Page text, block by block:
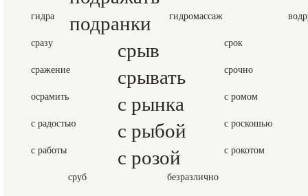
гидра подранки гидромассаж
сразу срыв срок
сражение срывать срочно
осрамить с рынка с ромом
с радостью с рыбой с роскошью
с работы с розой с рокотом
сруб безразлично